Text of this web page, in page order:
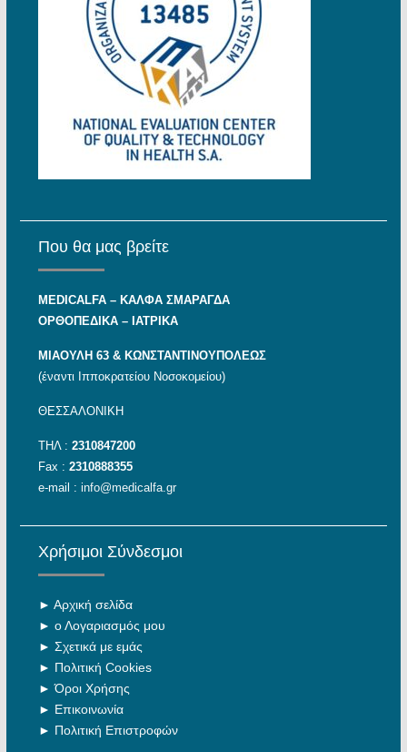
Που θα μας βρείτε
MEDICALFA – KAΛΦΑ ΣΜΑΡΑΓΔΑ
ΟΡΘΟΠΕΔΙΚΑ – ΙΑΤΡΙΚΑ
ΜΙΑΟΥΛΗ 63 & ΚΩΝΣΤΑΝΤΙΝΟΥΠΟΛΕΩΣ
(έναντι Ιπποκρατείου Νοσοκομείου)
ΘΕΣΣΑΛΟΝΙΚΗ
ΤΗΛ : 2310847200
Fax : 2310888355
e-mail : info@medicalfa.gr
Χρήσιμοι Σύνδεσμοι
► Αρχική σελίδα
► ο Λογαριασμός μου
► Σχετικά με εμάς
► Πολιτική Cookies
►Όροι Χρήσης
► Επικοινωνία
► Πολιτική Επιστροφών